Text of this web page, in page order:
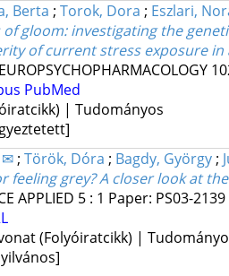
Berta ; Torok, Dora ; Eszlari,
of gloom: investigating the
of current stress exposure
PubMed
| Tudományos
✉; Török, Dóra ; Bagdy, György;
feeling grey? A closer look at
APPLIED 5: 1 Paper: PS03-2139
(Folyóiratcikk) |